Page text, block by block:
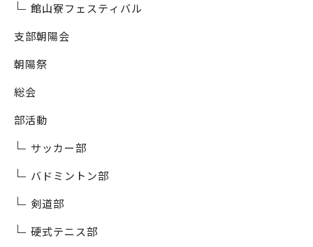
館山寮フェスティバル
支部朝陽会
朝陽祭
総会
部活動
サッカー部
バドミントン部
剣道部
硬式テニス部